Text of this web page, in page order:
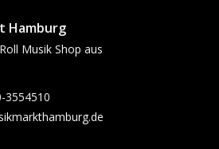
Hamburg
Musik Shop aus
3554510